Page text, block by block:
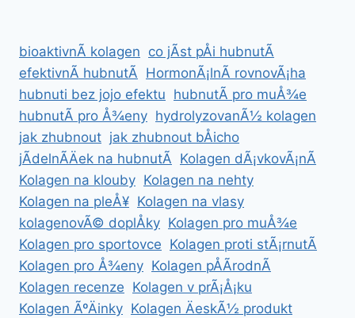
bioaktivnÃ­ kolagen co jÃ­st pÅi hubnutÃ­
efektivnÃ­ hubnutÃ­ HormonÃ¡lnÃ­ rovnovÃ¡ha
hubnuti bez jojo efektu hubnutÃ­ pro muÅ¾e
hubnutÃ­ pro Å¾eny hydrolyzovanÃ½ kolagen
jak zhubnout jak zhubnout bÅicho
jÃ­delnÃ­Äek na hubnutÃ­ Kolagen dÃ¡vkovÃ¡nÃ­
Kolagen na klouby Kolagen na nehty
Kolagen na pleÅ¥ Kolagen na vlasy
kolagenovÃ© doplÅky Kolagen pro muÅ¾e
Kolagen pro sportovce Kolagen proti stÃ¡rnutÃ­
Kolagen pro Å¾eny Kolagen pÅÃ­rodnÃ­
Kolagen recenze Kolagen v prÃ¡Å¡ku
Kolagen ÃºÄinky Kolagen ÄeskÃ½ produkt